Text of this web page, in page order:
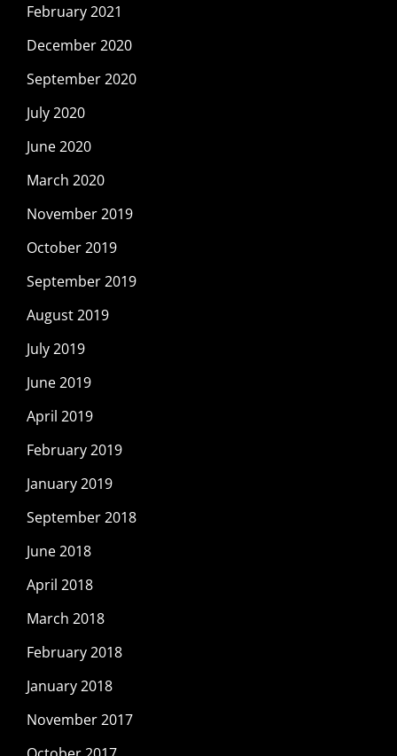
February 2021
December 2020
September 2020
July 2020
June 2020
March 2020
November 2019
October 2019
September 2019
August 2019
July 2019
June 2019
April 2019
February 2019
January 2019
September 2018
June 2018
April 2018
March 2018
February 2018
January 2018
November 2017